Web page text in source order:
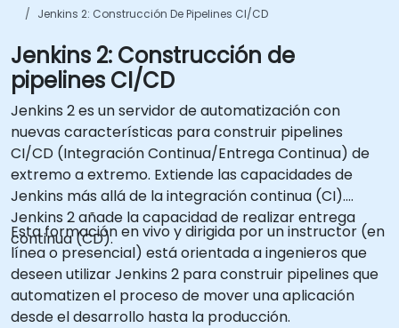
Jenkins 2: Construcción De Pipelines CI/CD
Jenkins 2: Construcción de
pipelines CI/CD
Jenkins 2 es un servidor de automatización con
nuevas características para construir pipelines
CI/CD (Integración Continua/Entrega Continua) de
extremo a extremo. Extiende las capacidades de
Jenkins más allá de la integración continua (CI).
Jenkins 2 añade la capacidad de realizar entrega
continua (CD).
Esta formación en vivo y dirigida por un instructor (en
línea o presencial) está orientada a ingenieros que
deseen utilizar Jenkins 2 para construir pipelines que
automatizen el proceso de mover una aplicación
desde el desarrollo hasta la producción.